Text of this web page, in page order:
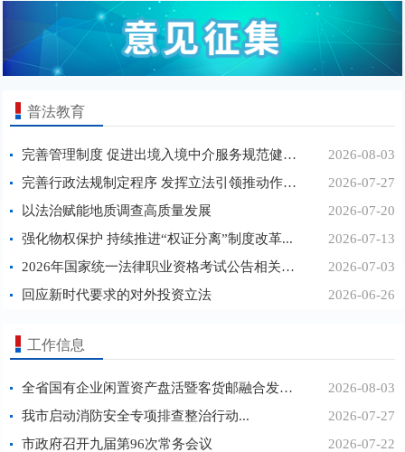
普法教育
完善管理制度 促进出境入境中介服务规范健康发...
2026-08-03
完善行政法规制定程序 发挥立法引领推动作用...
2026-07-27
以法治赋能地质调查高质量发展
2026-07-20
强化物权保护 持续推进“权证分离”制度改革...
2026-07-13
2026年国家统一法律职业资格考试公告相关政策规...
2026-07-03
回应新时代要求的对外投资立法
2026-06-26
工作信息
全省国有企业闲置资产盘活暨客货邮融合发展交流...
2026-08-03
我市启动消防安全专项排查整治行动...
2026-07-27
市政府召开九届第96次常务会议
2026-07-22